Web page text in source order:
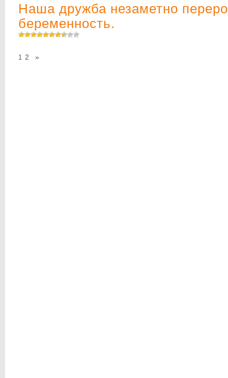
Наша дружба незаметно
беременность.
1 2 »